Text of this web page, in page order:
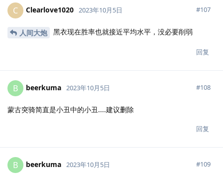
C Clearlove1020 2023年10月5日 #107
人间大炮 黑衣现在胜率也就接近平均水平，没必要削弱
回复
B beerkuma 2023年10月5日 #108
蒙古突骑简直是小丑中的小丑....建议删除
回复
B beerkuma 2023年10月5日 #109